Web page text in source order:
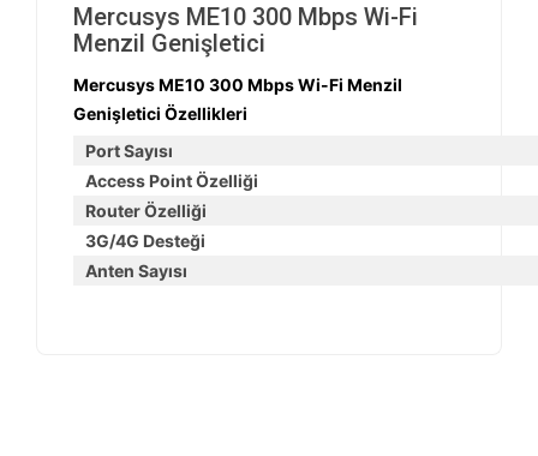
Mercusys ME10 300 Mbps Wi-Fi
Menzil Genişletici
Mercusys ME10 300 Mbps Wi-Fi Menzil
Genişletici Özellikleri
Port Sayısı
Access Point Özelliği
Router Özelliği
3G/4G Desteği
Anten Sayısı